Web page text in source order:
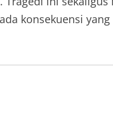
konsekuensi